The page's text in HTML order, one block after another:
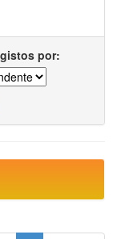
por: